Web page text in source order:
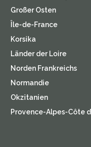
Großer Osten
Île-de-France
Korsika
Länder der Loire
Norden Frankreichs
Normandie
Okzitanien
Provence-Alpes-Côte